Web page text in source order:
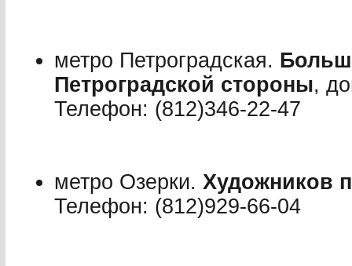
метро Петроградская.
Петроградской стороны,
Телефон: (812)346-22-47
метро Озерки. Художников
Телефон: (812)929-66-04